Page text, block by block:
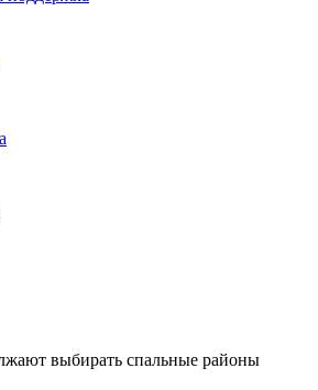
выбирать спальные районы